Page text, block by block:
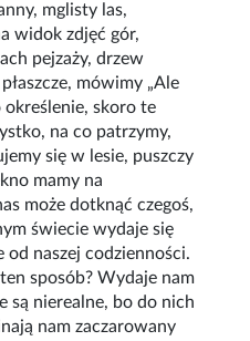
mglisty las,
widok zdjęć gór,
pejzaży, drzew
mówimy „Ale
określenie, skoro te
na co patrzymy,
się w lesie, puszczy
mamy na
może dotknąć czegoś,
świecie wydaje się
od naszej codzienności.
sposób? Wydaje nam
są nierealne, bo do nich
nam zaczarowany